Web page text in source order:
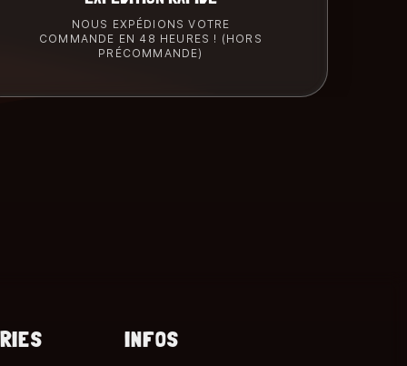
NOUS EXPÉDIONS VOTRE
COMMANDE EN 48 HEURES ! (HORS
PRÉCOMMANDE)
INFOS